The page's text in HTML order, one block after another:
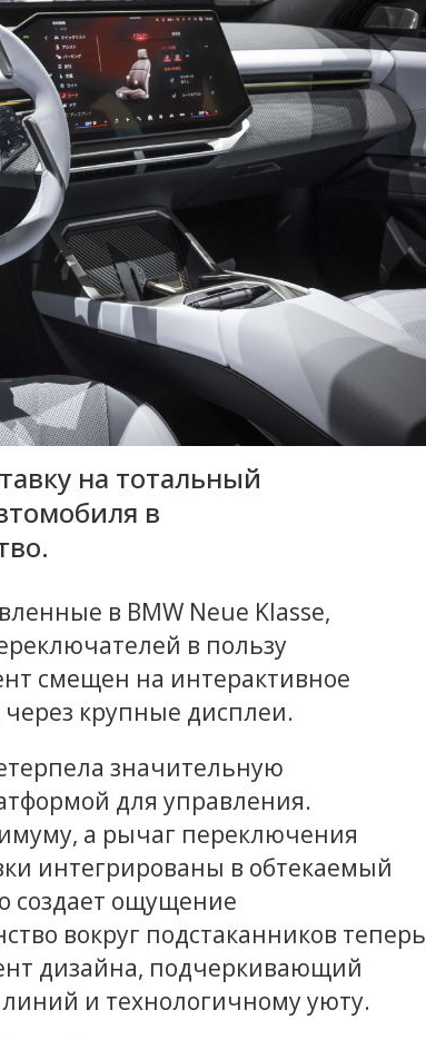
на тотальный
в
в BMW Neue Klasse,
в пользу
смещен на интерактивное
крупные дисплеи.
значительную
для управления.
а рычаг переключения
интегрированы в обтекаемый
создает ощущение
вокруг подстаканников теперь
дизайна, подчеркивающий
и технологичному уюту.